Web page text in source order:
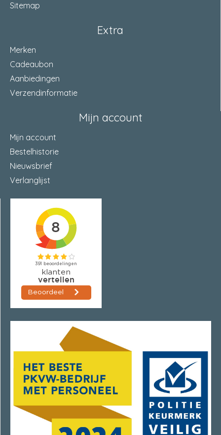
Sitemap
Extra
Merken
Cadeaubon
Aanbiedingen
Verzendinformatie
Mijn account
Mijn account
Bestelhistorie
Nieuwsbrief
Verlanglijst